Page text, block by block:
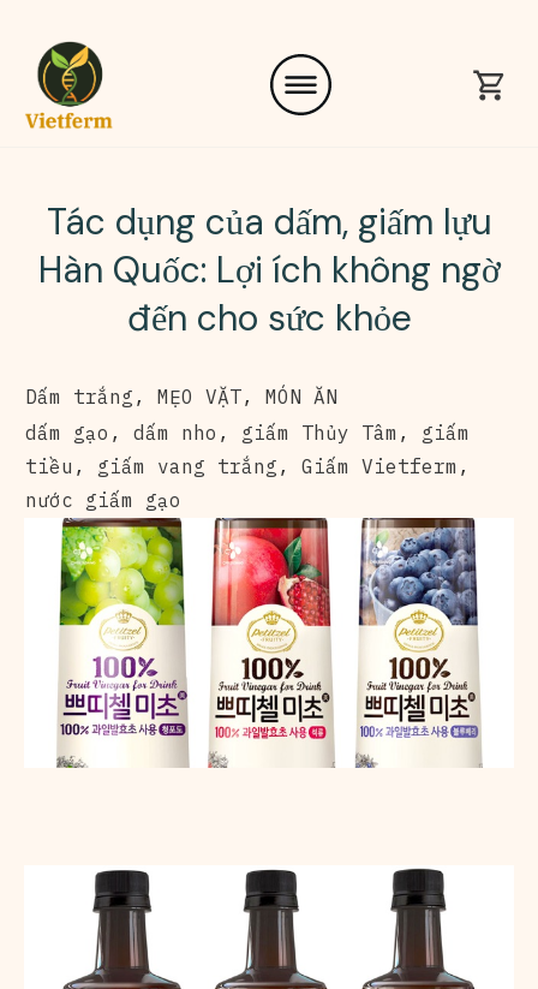
Tác dụng của dấm, giấm lựu
Hàn Quốc: Lợi ích không ngờ
đến cho sức khỏe
Dấm trắng , MẸO VẶT, MÓN ĂN
dấm gạo , dấm nho , giấm Thủy Tâm , giấm
tiều , giấm vang trắng , Giấm Vietferm ,
nước giấm gạo